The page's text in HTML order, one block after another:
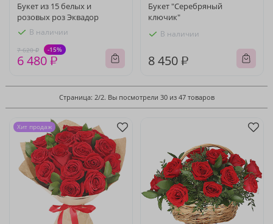
Букет из 15 белых и
розовых роз Эквадор
В наличии
7 620 ₽ -15%
6 480 ₽
Букет "Серебряный
ключик"
В наличии
8 450 ₽
Страница: 2/2. Вы посмотрели 30 из 47 товаров
Хит продаж